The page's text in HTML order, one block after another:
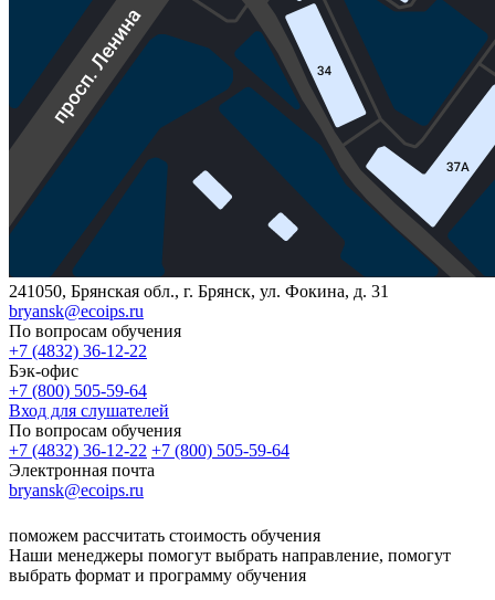
241050, Брянская обл., г. Брянск, ул. Фокина, д. 31
bryansk@ecoips.ru
По вопросам обучения
+7 (4832) 36-12-22
Бэк-офис
+7 (800) 505-59-64
Вход для слушателей
По вопросам обучения
+7 (4832) 36-12-22 +7 (800) 505-59-64
Электронная почта
bryansk@ecoips.ru
поможем рассчитать стоимость обучения
Наши менеджеры помогут выбрать направление, помогут
выбрать формат и программу обучения